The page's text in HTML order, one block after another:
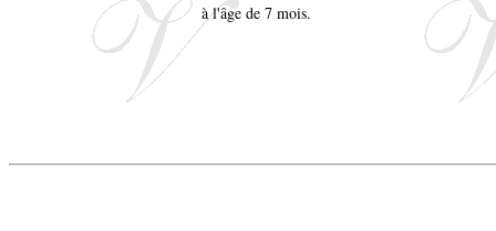
à l'âge de 7 mois.